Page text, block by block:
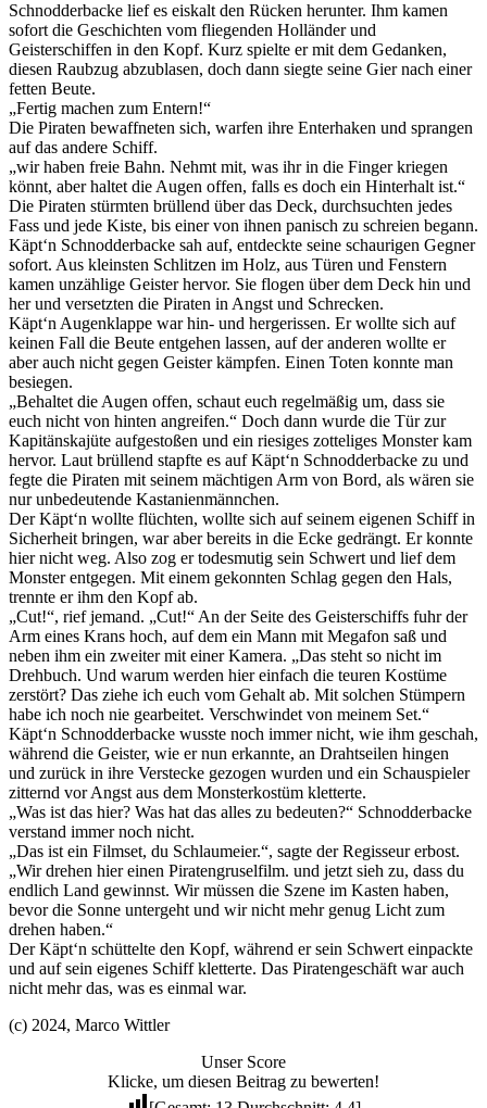
Schnodderbacke lief es eiskalt den Rücken herunter. Ihm kamen
sofort die Geschichten vom fliegenden Holländer und
Geisterschiffen in den Kopf. Kurz spielte er mit dem Gedanken,
diesen Raubzug abzublasen, doch dann siegte seine Gier nach einer
fetten Beute.
„Fertig machen zum Entern!“
Die Piraten bewaffneten sich, warfen ihre Enterhaken und sprangen
auf das andere Schiff.
„wir haben freie Bahn. Nehmt mit, was ihr in die Finger kriegen
könnt, aber haltet die Augen offen, falls es doch ein Hinterhalt ist.“
Die Piraten stürmten brüllend über das Deck, durchsuchten jedes
Fass und jede Kiste, bis einer von ihnen panisch zu schreien begann.
Käpt‘n Schnodderbacke sah auf, entdeckte seine schaurigen Gegner
sofort. Aus kleinsten Schlitzen im Holz, aus Türen und Fenstern
kamen unzählige Geister hervor. Sie flogen über dem Deck hin und
her und versetzten die Piraten in Angst und Schrecken.
Käpt‘n Augenklappe war hin- und hergerissen. Er wollte sich auf
keinen Fall die Beute entgehen lassen, auf der anderen wollte er
aber auch nicht gegen Geister kämpfen. Einen Toten konnte man
besiegen.
„Behaltet die Augen offen, schaut euch regelmäßig um, dass sie
euch nicht von hinten angreifen.“ Doch dann wurde die Tür zur
Kapitänskajüte aufgestoßen und ein riesiges zotteliges Monster kam
hervor. Laut brüllend stapfte es auf Käpt‘n Schnodderbacke zu und
fegte die Piraten mit seinem mächtigen Arm von Bord, als wären sie
nur unbedeutende Kastanienmännchen.
Der Käpt‘n wollte flüchten, wollte sich auf seinem eigenen Schiff in
Sicherheit bringen, war aber bereits in die Ecke gedrängt. Er konnte
hier nicht weg. Also zog er todesmutig sein Schwert und lief dem
Monster entgegen. Mit einem gekonnten Schlag gegen den Hals,
trennte er ihm den Kopf ab.
„Cut!“, rief jemand. „Cut!“ An der Seite des Geisterschiffs fuhr der
Arm eines Krans hoch, auf dem ein Mann mit Megafon saß und
neben ihm ein zweiter mit einer Kamera. „Das steht so nicht im
Drehbuch. Und warum werden hier einfach die teuren Kostüme
zerstört? Das ziehe ich euch vom Gehalt ab. Mit solchen Stümpern
habe ich noch nie gearbeitet. Verschwindet von meinem Set.“
Käpt‘n Schnodderbacke wusste noch immer nicht, wie ihm geschah,
während die Geister, wie er nun erkannte, an Drahtseilen hingen
und zurück in ihre Verstecke gezogen wurden und ein Schauspieler
zitternd vor Angst aus dem Monsterkostüm kletterte.
„Was ist das hier? Was hat das alles zu bedeuten?“ Schnodderbacke
verstand immer noch nicht.
„Das ist ein Filmset, du Schlaumeier.“, sagte der Regisseur erbost.
„Wir drehen hier einen Piratengruselfilm. und jetzt sieh zu, dass du
endlich Land gewinnst. Wir müssen die Szene im Kasten haben,
bevor die Sonne untergeht und wir nicht mehr genug Licht zum
drehen haben.“
Der Käpt‘n schüttelte den Kopf, während er sein Schwert einpackte
und auf sein eigenes Schiff kletterte. Das Piratengeschäft war auch
nicht mehr das, was es einmal war.
(c) 2024, Marco Wittler
Unser Score
Klicke, um diesen Beitrag zu bewerten!